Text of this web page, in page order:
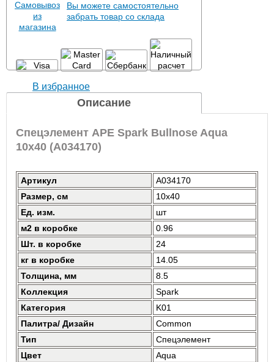
Вы можете самостоятельно
забрать товар со склада
В избранное
Описание
Спецэлемент APE Spark Bullnose Aqua
10x40 (A034170)
Артикул
A034170
Размер, см
10x40
Ед. изм.
шт
м2 в коробке
0.96
Шт. в коробке
24
кг в коробке
14.05
Толщина, мм
8.5
Коллекция
Spark
Категория
K01
Палитра/ Дизайн
Common
Тип
Спецэлемент
Цвет
Aqua